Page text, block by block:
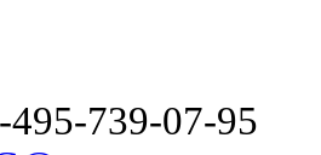
739-07-95